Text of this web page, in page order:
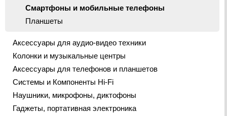
Смартфоны и мобильные телефоны
Планшеты
Аксессуары для аудио-видео техники
Колонки и музыкальные центры
Аксессуары для телефонов и планшетов
Системы и Компоненты Hi-Fi
Наушники, микрофоны, диктофоны
Гаджеты, портативная электроника